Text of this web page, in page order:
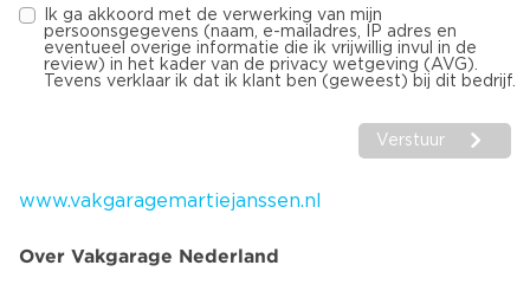
Ik ga akkoord met de verwerking van mijn
persoonsgegevens (naam, e-mailadres, IP adres en
eventueel overige informatie die ik vrijwillig invul in de
review) in het kader van de privacy wetgeving (AVG).
Tevens verklaar ik dat ik klant ben (geweest) bij dit bedrijf.
Verstuur
www.vakgaragemartiejanssen.nl
Over Vakgarage Nederland